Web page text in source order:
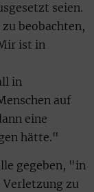
seien.
beobachten,
ist in
in
auf
eine
hätte."
gegeben, "in
Verletzung zu